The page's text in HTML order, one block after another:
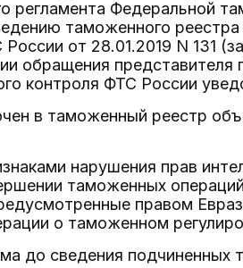
регламента Федеральной
таможенного
от 28.01.2019 N 131
обращения представителя
контроля ФТС России
в таможенный реестр
нарушения прав
таможенных
правом
о таможенном
до сведения подчиненных